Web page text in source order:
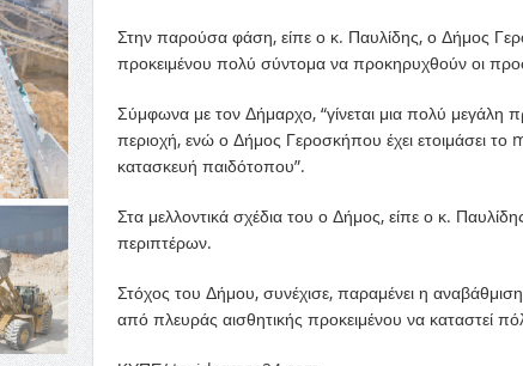
Στην παρούσα φάση, είπε ο κ. Παυλίδης, ο Δήμος
προκειμένου πολύ σύντομα να προκηρυχθούν οι
Σύμφωνα με τον Δήμαρχο, “γίνεται μια πολύ μεγάλη
περιοχή, ενώ ο Δήμος Γεροσκήπου έχει ετοιμάσει
κατασκευή παιδότοπου”.
Στα μελλοντικά σχέδια του ο Δήμος, είπε ο κ.
περιπτέρων.
Στόχος του Δήμου, συνέχισε, παραμένει η
από πλευράς αισθητικής προκειμένου να καταστεί